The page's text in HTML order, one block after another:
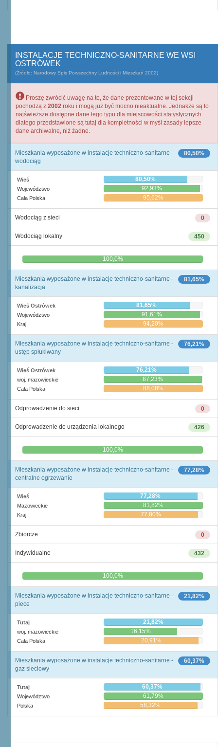
INSTALACJE TECHNICZNO-SANITARNE WE WSI
OSTRÓWEK
(Źródło: Narodowy Spis Powszechny Ludności i Mieszkań 2002)
Proszę zwrócić uwagę na to, że dane prezentowane w tej sekcji
pochodzą z 2002 roku i mogą już być mocno nieaktualne. Jednakże są to
najświeższe dostępne dane tego typu dla miejscowości statystycznych
dlatego przedstawione są tutaj dla kompletności w myśl zasady lepsze
dane archiwalne, niż żadne.
80,50%
Mieszkania wyposażone w instalacje techniczno-sanitarne -
wodociąg
Wieś 80,50%
Województwo 92,93%
Cała Polska 95,62%
0
Wodociąg z sieci
450
Wodociąg lokalny
0,0% 100,0%
81,65%
Mieszkania wyposażone w instalacje techniczno-sanitarne -
kanalizacja
Wieś Ostrówek 81,65%
Województwo 91,61%
Kraj 94,20%
76,21%
Mieszkania wyposażone w instalacje techniczno-sanitarne -
ustęp spłukiwany
Wieś Ostrówek 76,21%
woj. mazowieckie 87,23%
Cała Polska 88,08%
0
Odprowadzenie do sieci
426
Odprowadzenie do urządzenia lokalnego
0,0% 100,0%
77,28%
Mieszkania wyposażone w instalacje techniczno-sanitarne -
centralne ogrzewanie
Wieś 77,28%
Mazowieckie 81,82%
Kraj 77,80%
0
Zbiorcze
432
Indywidualne
0,0% 100,0%
21,82%
Mieszkania wyposażone w instalacje techniczno-sanitarne -
piece
Tutaj 21,82%
woj. mazowieckie 16,15%
Cała Polska 20,91%
60,37%
Mieszkania wyposażone w instalacje techniczno-sanitarne -
gaz sieciowy
Tutaj 60,37%
Województwo 61,79%
Polska 58,32%